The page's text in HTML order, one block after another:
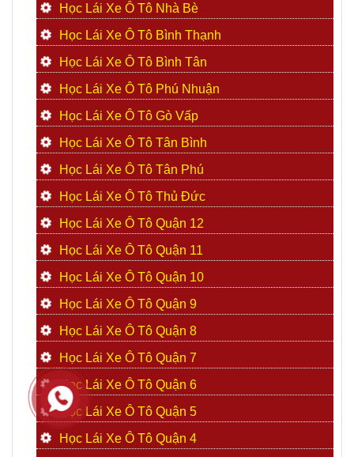
Học Lái Xe Ô Tô Nhà Bè
Học Lái Xe Ô Tô Bình Thạnh
Học Lái Xe Ô Tô Bình Tân
Học Lái Xe Ô Tô Phú Nhuận
Học Lái Xe Ô Tô Gò Vấp
Học Lái Xe Ô Tô Tân Bình
Học Lái Xe Ô Tô Tân Phú
Học Lái Xe Ô Tô Thủ Đức
Học Lái Xe Ô Tô Quận 12
Học Lái Xe Ô Tô Quận 11
Học Lái Xe Ô Tô Quận 10
Học Lái Xe Ô Tô Quận 9
Học Lái Xe Ô Tô Quận 8
Học Lái Xe Ô Tô Quận 7
Học Lái Xe Ô Tô Quận 6
Học Lái Xe Ô Tô Quận 5
Học Lái Xe Ô Tô Quận 4